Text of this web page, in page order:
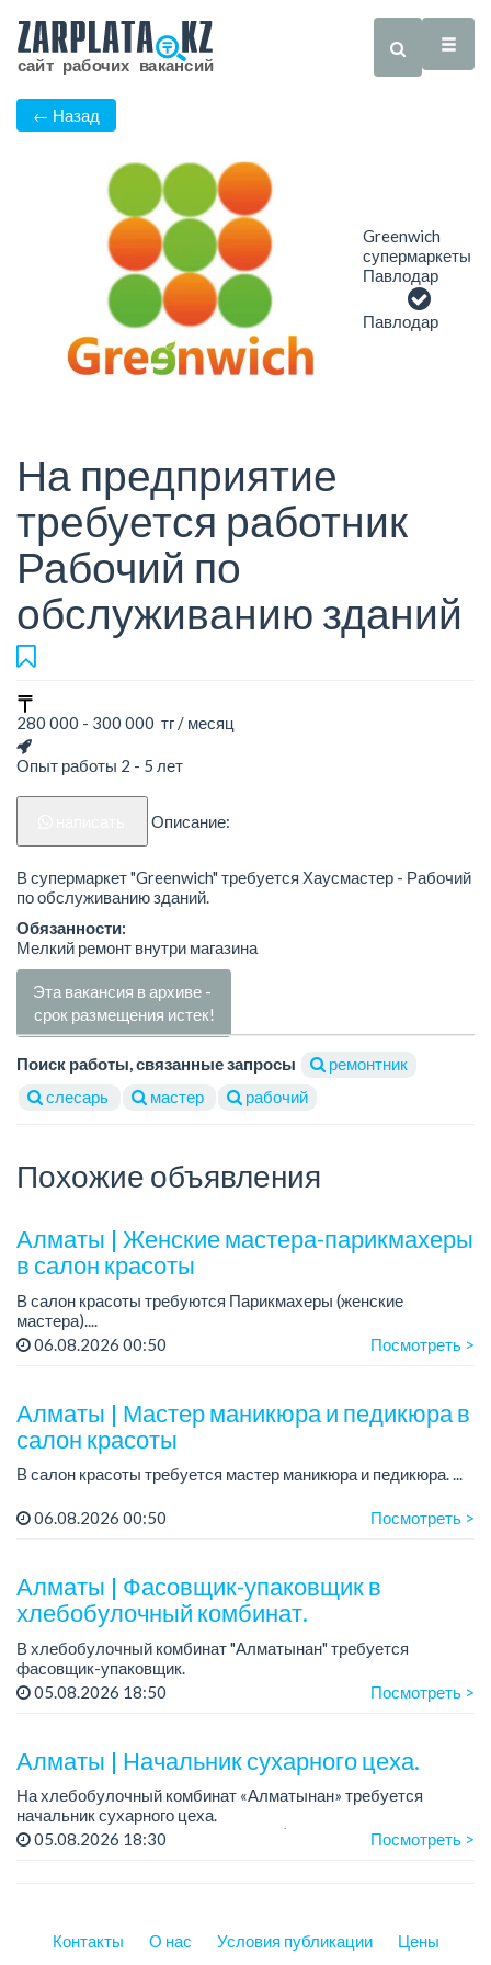
← Назад
Greenwich
супермаркеты
Павлодар
Павлодар
На предприятие
требуется работник
Рабочий по
обслуживанию зданий
280 000 - 300 000 тг / месяц
Опыт работы 2 - 5 лет
Описание:
В супермаркет "Greenwich" требуется Хаусмастер - Рабочий
по обслуживанию зданий.
Обязанности:
Мелкий ремонт внутри магазина
Эта вакансия в архиве -
срок размещения истек!
Поиск работы, связанные запросы
ремонтник
слесарь
мастер рабочий
Похожие объявления
Алматы | Женские мастера-парикмахеры
в салон красоты
В салон красоты требуются Парикмахеры (женские
мастера)....
06.08.2026 00:50
Посмотреть >
Алматы | Мастер маникюра и педикюра в
салон красоты
В салон красоты требуется мастер маникюра и педикюра. ...
06.08.2026 00:50 Посмотреть >
Алматы | Фасовщик-упаковщик в
хлебобулочный комбинат.
В хлебобулочный комбинат "Алматынан" требуется
фасовщик-упаковщик.
Зарплата: от 150 000 до 200 000 тенге.
05.08.2026 18:50 Посмотреть >
Алматы | Начальник сухарного цеха.
На хлебобулочный комбинат «Алматынан» требуется
начальник сухарного цеха.
Зарплата: от 300 000 тенге на руки (обсуждается на
05.08.2026 18:30 Посмотреть >
Контакты О нас Условия публикации Цены